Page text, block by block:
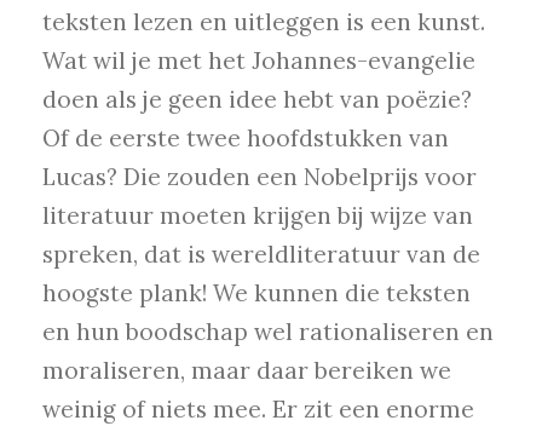
teksten lezen en uitleggen is een kunst.
Wat wil je met het Johannes-evangelie
doen als je geen idee hebt van poëzie?
Of de eerste twee hoofdstukken van
Lucas? Die zouden een Nobelprijs voor
literatuur moeten krijgen bij wijze van
spreken, dat is wereldliteratuur van de
hoogste plank! We kunnen die teksten
en hun boodschap wel rationaliseren en
moraliseren, maar daar bereiken we
weinig of niets mee. Er zit een enorme